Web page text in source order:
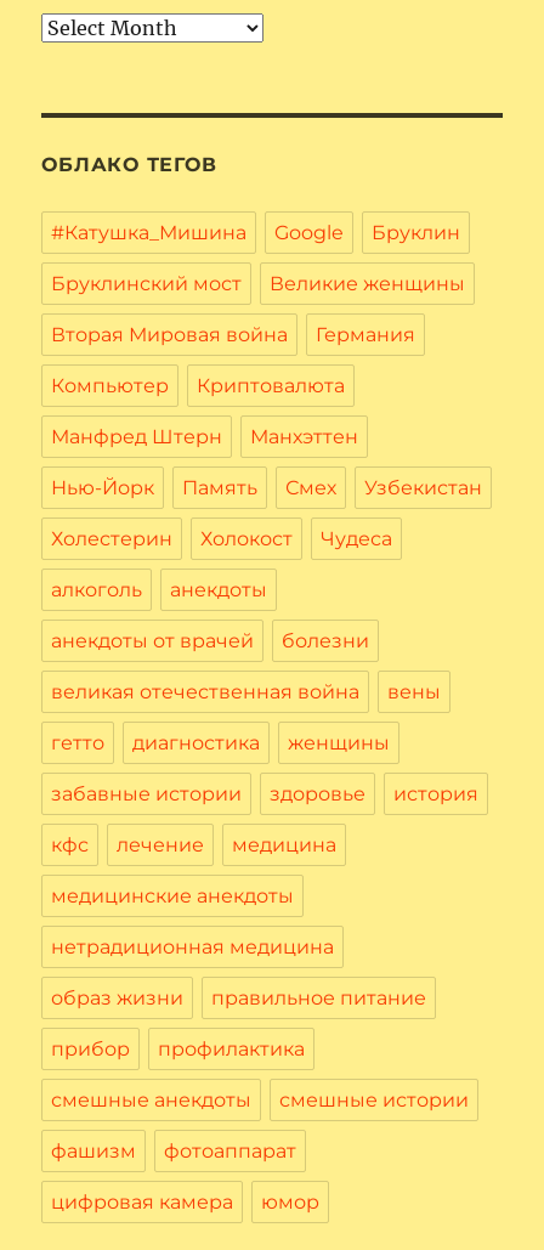
Архив
ОБЛАКО ТЕГОВ
#Катушка_Мишина Google Бруклин
Бруклинский мост Великие женщины
Вторая Мировая война Германия
Компьютер Криптовалюта
Манфред Штерн Манхэттен
Нью-Йорк Память Смех Узбекистан
Холестерин Холокост Чудеса
алкоголь анекдоты
анекдоты от врачей болезни
великая отечественная война вены
гетто диагностика женщины
забавные истории здоровье история
кфс лечение медицина
медицинские анекдоты
нетрадиционная медицина
образ жизни правильное питание
прибор профилактика
смешные анекдоты смешные истории
фашизм фотоаппарат
цифровая камера юмор